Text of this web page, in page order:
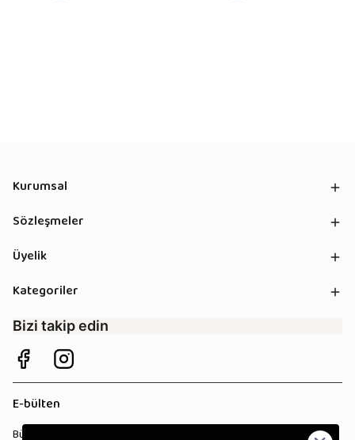
Kurumsal
Sözleşmeler
Üyelik
Kategoriler
Bizi takip edin
E-bülten
Bültenimize kaydolun, tüm kampanyalardan anında haberdar olun!